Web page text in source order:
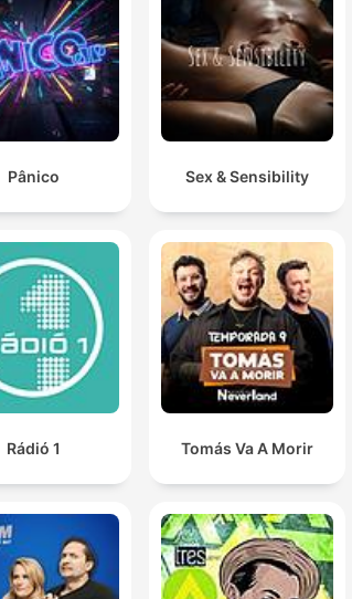
Pânico Sex & Sensibility
Rádió 1 Tomás Va A Morir